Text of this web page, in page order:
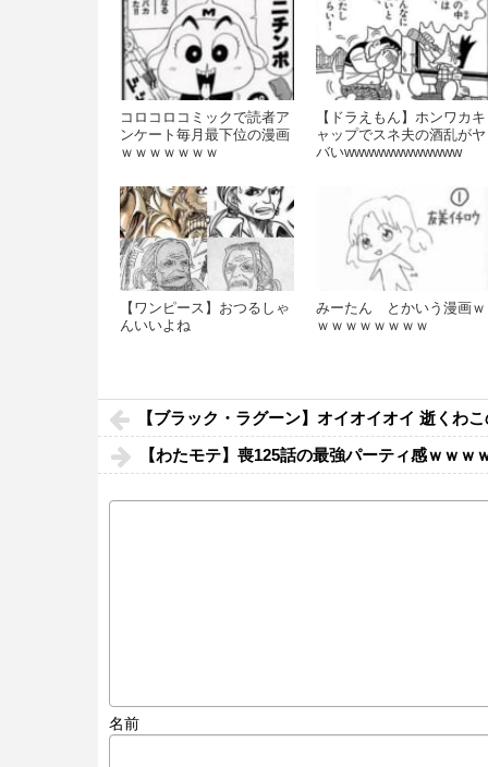
コロコロコミックで読者ア
ンケート毎月最下位の漫画
ｗｗｗｗｗｗｗ
【ドラえもん】ホンワカキ
ャップでスネ夫の酒乱がヤ
バいwwwwwwwwwwww
【ワンピース】おつるしゃ
んいいよね
みーたん とかいう漫画ｗ
ｗｗｗｗｗｗｗｗ
【ブラック・ラグーン】オイオイオイ 逝くわ
【わたモテ】喪125話の最強パーティ感ｗｗｗ
名前